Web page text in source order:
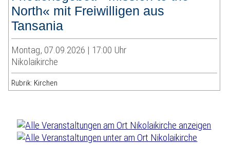
North« mit Freiwilligen aus
Tansania
Montag, 07.09.2026 | 17:00 Uhr
Nikolaikirche
Rubrik: Kirchen